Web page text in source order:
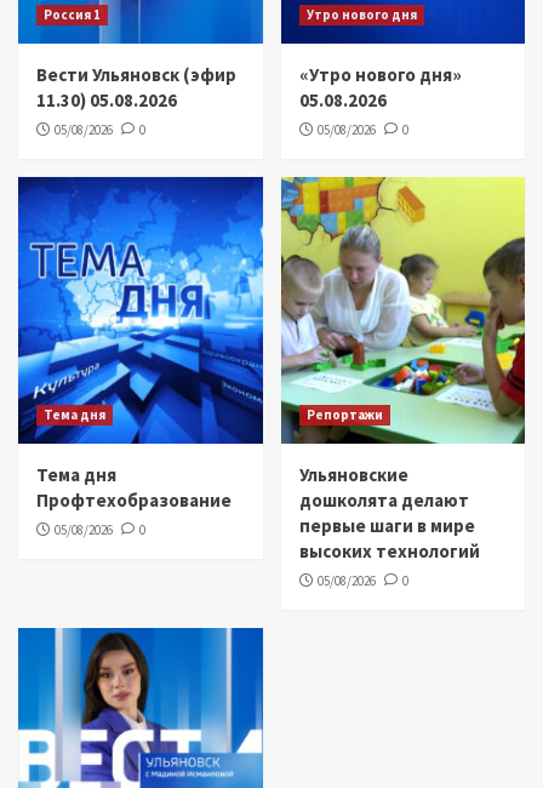
Россия 1
Вести Ульяновск (эфир
11.30) 05.08.2026
05/08/2026 0
Утро нового дня
«Утро нового дня»
05.08.2026
05/08/2026 0
Тема дня
Тема дня
Профтехобразование
05/08/2026 0
Репортажи
Ульяновские
дошколята делают
первые шаги в мире
высоких технологий
05/08/2026 0